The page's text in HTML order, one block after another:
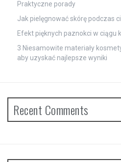
Praktyczne porady
Jak pielęgnować skórę podczas
Efekt pięknych paznokci w ciągu
3 Niesamowite materiały
aby uzyskać najlepsze wyniki
Recent Comments